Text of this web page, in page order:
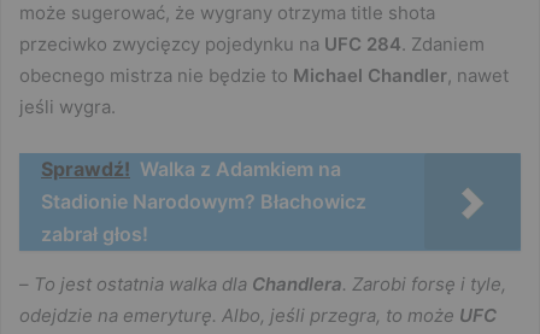
może sugerować, że wygrany otrzyma title shota
przeciwko zwycięzcy pojedynku na UFC 284. Zdaniem
obecnego mistrza nie będzie to Michael Chandler, nawet
jeśli wygra.
Sprawdź! Walka z Adamkiem na
Stadionie Narodowym? Błachowicz
zabrał głos!
– To jest ostatnia walka dla Chandlera. Zarobi forsę i tyle,
odejdzie na emeryturę. Albo, jeśli przegra, to może UFC